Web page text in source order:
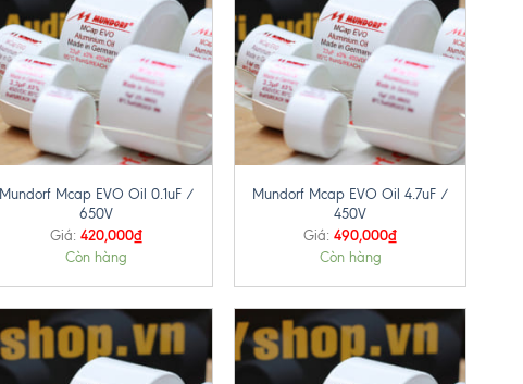
+
Mundorf Mcap EVO Oil 0.1uF /
650V
Giá: 420,000₫
Còn hàng
+
Mundorf Mcap EVO Oil 4.7uF /
450V
Giá: 490,000₫
Còn hàng